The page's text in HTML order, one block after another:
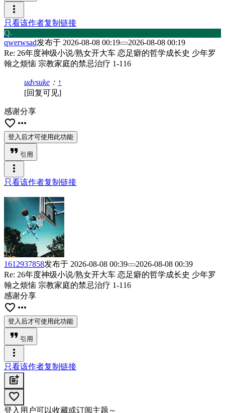
more_vert
只看该作者复制链接
Qw
qwerwsad发布于 2026-08-08 00:19
2026-08-08 00:19
Re: 26年度神级小说/熟女开大车 恋足癖的哲学成长史 少年罗
翰之烦恼 宗教家庭的禁忌治疗 1-116
udvsuke ： ↑
[回复可见]
感谢分享
favorite_border more_horiz
登入后才可使用此功能
format_quote 引用
more_vert
只看该作者复制链接
1612937858发布于 2026-08-08 00:39
2026-08-08 00:39
Re: 26年度神级小说/熟女开大车 恋足癖的哲学成长史 少年罗
翰之烦恼 宗教家庭的禁忌治疗 1-116
感谢分享
favorite_border more_horiz
登入后才可使用此功能
format_quote 引用
more_vert
只看该作者复制链接
post_add
favorite_border
登入用户可以收藏或订阅主题～